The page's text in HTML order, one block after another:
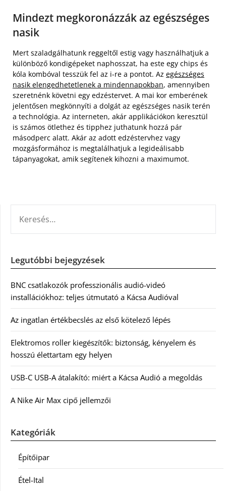
Mindezt megkoronázzák az egészséges
nasik
Mert szaladgálhatunk reggeltől estig vagy használhatjuk a
különböző kondigépeket naphosszat, ha este egy chips és
kóla kombóval tesszük fel az i-re a pontot. Az egészséges
nasik elengedhetetlenek a mindennapokban, amennyiben
szeretnénk követni egy edzéstervet. A mai kor emberének
jelentősen megkönnyíti a dolgát az egészséges nasik terén
a technológia. Az interneten, akár applikációkon keresztül
is számos ötlethez és tipphez juthatunk hozzá pár
másodperc alatt. Akár az adott edzéstervhez vagy
mozgásformához is megtalálhatjuk a legideálisabb
tápanyagokat, amik segítenek kihozni a maximumot.
Legutóbbi bejegyzések
BNC csatlakozók professzionális audió-videó
installációkhoz: teljes útmutató a Kácsa Audióval
Az ingatlan értékbecslés az első kötelező lépés
Elektromos roller kiegészítők: biztonság, kényelem és
hosszú élettartam egy helyen
USB-C USB-A átalakító: miért a Kácsa Audió a megoldás
A Nike Air Max cipő jellemzői
Kategóriák
Építőipar
Étel-Ital